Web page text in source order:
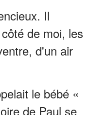
Il
de moi, les
d'un air
le bébé «
de Paul se